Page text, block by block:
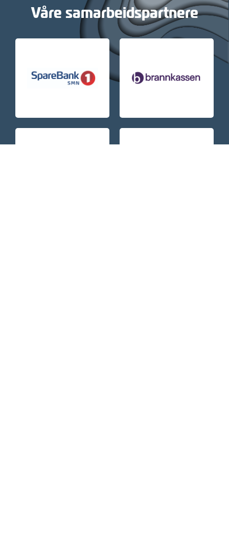
Våre samarbeidspartnere